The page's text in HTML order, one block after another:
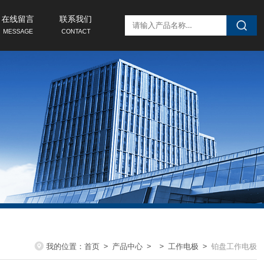
在线留言
MESSAGE
联系我们
CONTACT
我的位置： 首页 > 产品中心 > > 工作电极 > 铂盘工作电极